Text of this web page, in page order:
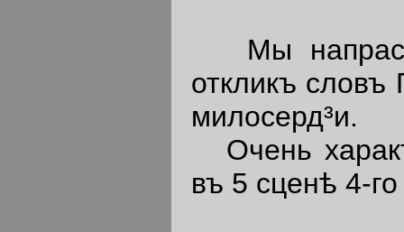
Мы
откликъ словъ
милосерд³и.
Очень
въ 5 сценѣ 4-го